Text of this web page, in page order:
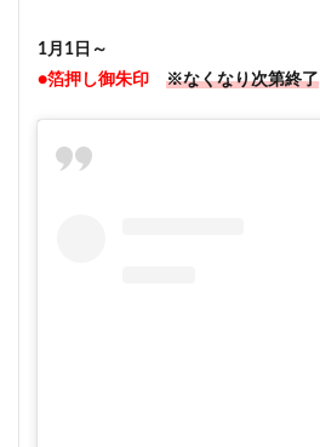
1月1日～
●箔押し御朱印
※なくなり次第終了